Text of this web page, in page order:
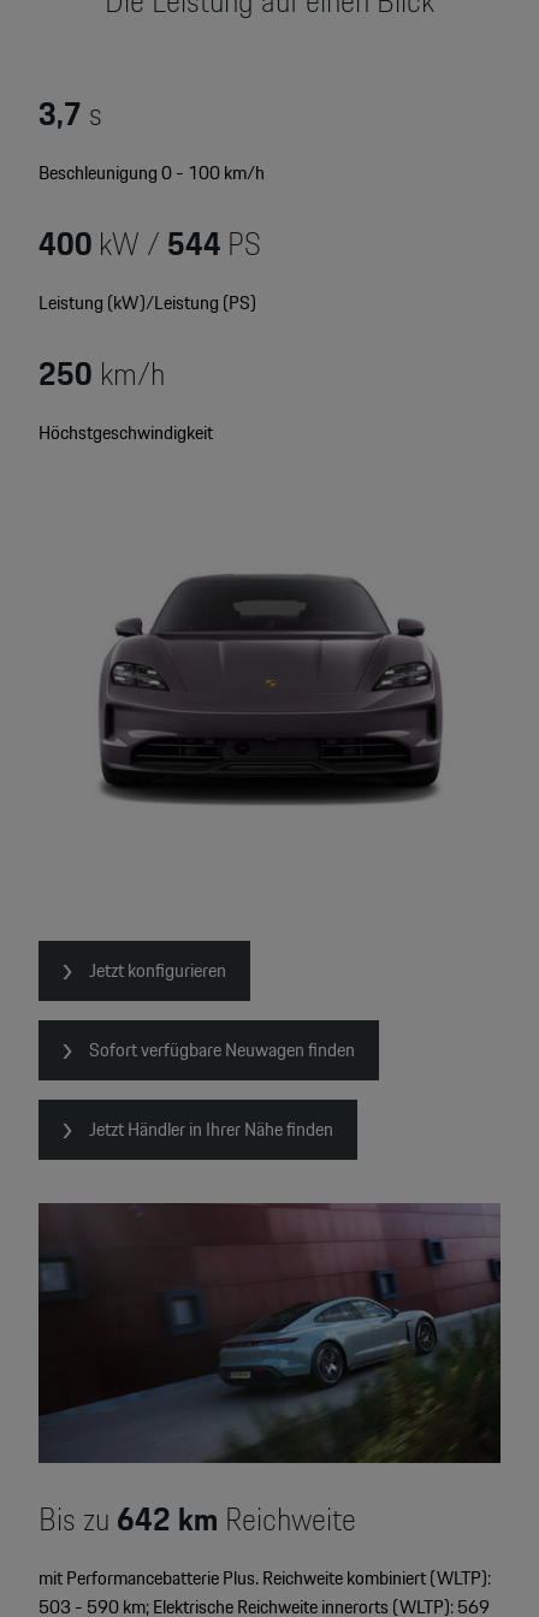
Motorsport & Events
Wir über uns
Newsletter
Porsche Shop
Mein Porsche Account
YouTube Channel
Porsche Poster Designer
3,7s
Beschleunigung 0 - 100 km/h
400kW /544PS
Leistung (kW)/Leistung (PS)
250 km/h
Höchstgeschwindigkeit
Jetzt konfigurieren
Sofort verfügbare Neuwagen finden
Jetzt Händler in Ihrer Nähe finden
Bis zu642km Reichweite
mit Performancebatterie Plus. Reichweite kombiniert (WLTP):
503 - 590 km; Elektrische Reichweite innerorts (WLTP): 569